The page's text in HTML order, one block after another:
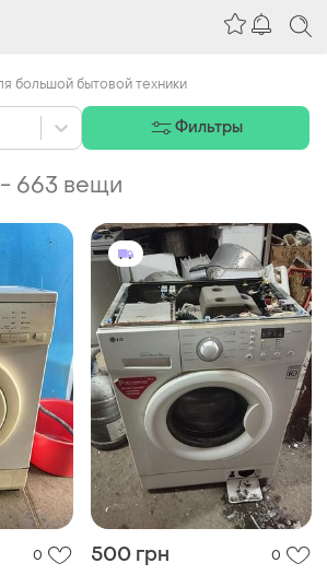
- 663 вещи
0 500 грн 0
Фильтры
большой бытовой техники